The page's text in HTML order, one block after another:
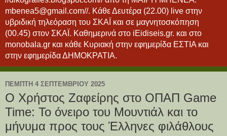
mbenea5@gmail.com//. Κάθε Δευτέρα (22.00) live στην
υβριδική τηλεόραση του ΣΚΑΪ και σε μαγνητοσκόπηση
(00.45) στον ΣΚΑΪ. Καθημερινά στο iEidiseis.gr. και στο
monobala.gr και κάθε Κυριακή στην εφημερίδα ΕΣΤΙΑ και
στην εφημερίδα ΔΗΜΟΚΡΑΤΙΑ.
ΠΈΜΠΤΗ 4 ΣΕΠΤΕΜΒΡΊΟΥ 2025
Ο Χρήστος Ζαφείρης στο ΟΠΑΠ Game
Time: Το όνειρο του Μουντιάλ και το
μήνυμα προς τους Έλληνες φιλάθλους